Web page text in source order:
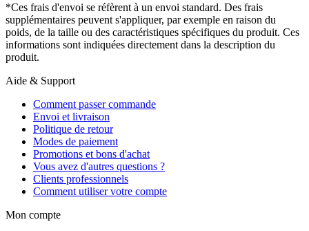
*Ces frais d'envoi se réfèrent à un envoi standard. Des frais
supplémentaires peuvent s'appliquer, par exemple en raison du
poids, de la taille ou des caractéristiques spécifiques du produit. Ces
informations sont indiquées directement dans la description du
produit.
Aide & Support
Comment passer commande
Envoi et livraison
Politique de retour
Modes de paiement
Promotions et bons d'achat
Vous avez d'autres questions ?
Clients professionnels
Comment utiliser votre compte
Mon compte